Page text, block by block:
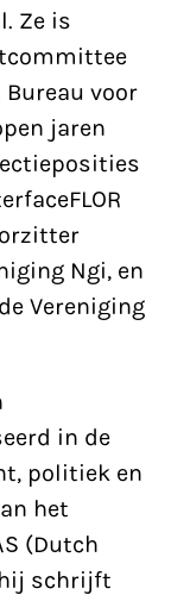
Ze is
voor
jaren
Ngi, en
Vereniging
in de
politiek en
het
(Dutch
hij schrijft